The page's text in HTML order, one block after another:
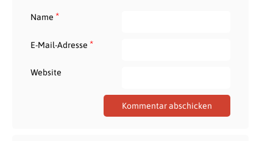
Name *
E-Mail-Adresse *
Website